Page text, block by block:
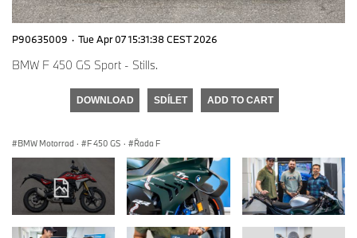
P90635009 · Tue Apr 07 15:31:38 CEST 2026
BMW F 450 GS Sport - Stills.
DOWNLOAD SDÍLET ADD TO CART
BMW Motorrad · F 450 GS · Řada F